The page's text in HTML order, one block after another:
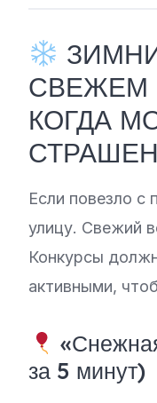
СВЕЖЕМ
КОГДА
СТРАШЕН
Если повезло
улицу. Свежий
Конкурсы
активными,
за 5 минут)